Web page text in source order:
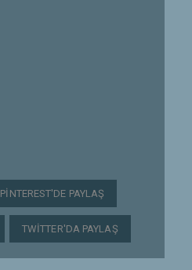
PINTEREST'DE PAYLAŞ
TWITTER'DA PAYLAŞ